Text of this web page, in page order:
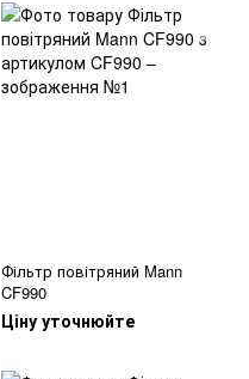
Фільтр повітряний Mann
CF990
Ціну уточнюйте